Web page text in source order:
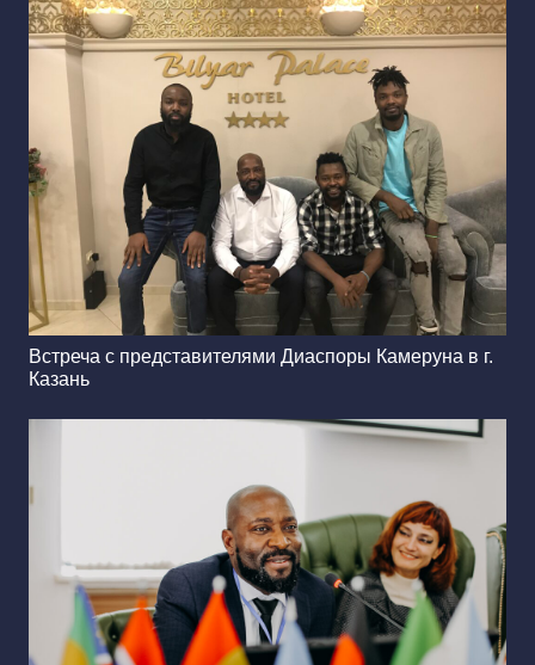
Встреча с представителями Диаспоры Камеруна в г.
Казань